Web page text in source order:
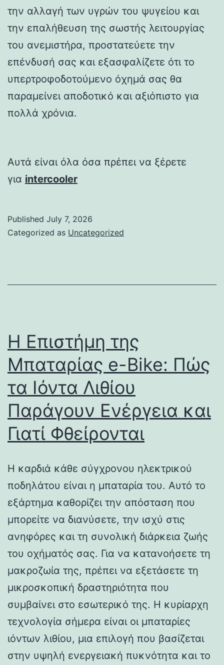
την αλλαγή των υγρών του ψυγείου και
την επαλήθευση της σωστής λειτουργίας
του ανεμιστήρα, προστατεύετε την
επένδυσή σας και εξασφαλίζετε ότι το
υπερτροφοδοτούμενο όχημά σας θα
παραμείνει αποδοτικό και αξιόπιστο για
πολλά χρόνια.
Αυτά είναι όλα όσα πρέπει να ξέρετε
για intercooler
Published July 7, 2026
Categorized as Uncategorized
Η Επιστήμη της
Μπαταρίας e-Bike: Πώς
τα Ιόντα Λιθίου
Παράγουν Ενέργεια και
Γιατί Φθείρονται
Η καρδιά κάθε σύγχρονου ηλεκτρικού
ποδηλάτου είναι η μπαταρία του. Αυτό το
εξάρτημα καθορίζει την απόσταση που
μπορείτε να διανύσετε, την ισχύ στις
ανηφόρες και τη συνολική διάρκεια ζωής
του οχήματός σας. Για να κατανοήσετε τη
μακροζωία της, πρέπει να εξετάσετε τη
μικροσκοπική δραστηριότητα που
συμβαίνει στο εσωτερικό της. Η κυρίαρχη
τεχνολογία σήμερα είναι οι μπαταρίες
ιόντων λιθίου, μια επιλογή που βασίζεται
στην υψηλή ενεργειακή πυκνότητα και το